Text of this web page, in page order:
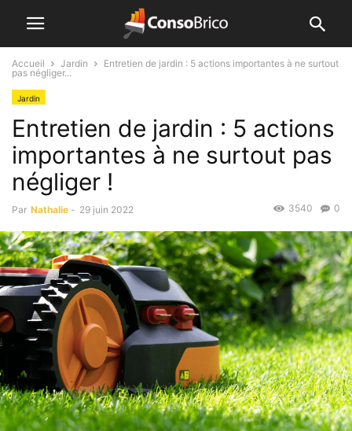
Accueil Jardin
Entretien de jardin : 5 actions importantes à ne surtout
pas négliger...
Jardin
Entretien de jardin : 5 actions
importantes à ne surtout pas
négliger !
Par Nathalie - 29 juin 2022 0
3540